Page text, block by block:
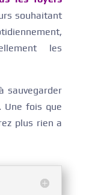
souhaitant
les
sauvegarder
Une fois que
plus rien a